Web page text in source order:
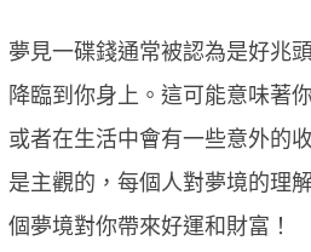
夢見一碟錢通常被認為是好兆
降臨到你身上。這可能意味著
或者在生活中會有一些意外的
是主觀的，每個人對夢境的理
個夢境對你帶來好運和財富！